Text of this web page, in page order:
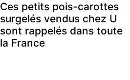
Ces petits pois-carottes
surgelés vendus chez U
sont rappelés dans toute
la France